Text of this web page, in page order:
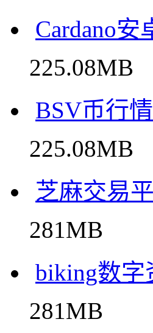
Cardano
225.08MB
BSV币行
225.08MB
芝麻交易
281MB
biking数字
281MB